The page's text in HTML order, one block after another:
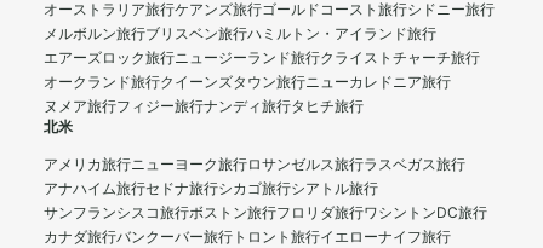
オーストラリア旅行ケアンズ旅行ゴールドコースト旅行シドニー旅行
メルボルン旅行ブリスベン旅行ハミルトン・アイランド旅行
エアーズロック旅行ニュージーランド旅行クライストチャーチ旅行
オークランド旅行クイーンズタウン旅行ニューカレドニア旅行
ヌメア旅行フィジー旅行ナンディ旅行タヒチ旅行
北米
アメリカ旅行ニューヨーク旅行ロサンゼルス旅行ラスベガス旅行
アナハイム旅行セドナ旅行シカゴ旅行シアトル旅行
サンフランシスコ旅行ボストン旅行フロリダ旅行ワシントンDC旅行
カナダ旅行バンクーバー旅行 トロント旅行イエローナイフ旅行